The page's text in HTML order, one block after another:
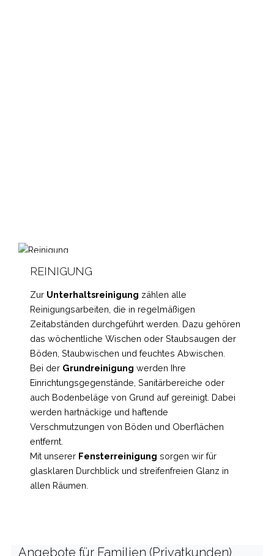
REINIGUNG
Zur Unterhaltsreinigung zählen alle
Reinigungsarbeiten, die in regelmäßigen
Zeitabständen durchgeführt werden. Dazu gehören
das wöchentliche Wischen oder Staubsaugen der
Böden, Staubwischen und feuchtes Abwischen.
Bei der Grundreinigung werden Ihre
Einrichtungsgegenstände, Sanitärbereiche oder
auch Bodenbeläge von Grund auf gereinigt. Dabei
werden hartnäckige und haftende
Verschmutzungen von Böden und Oberflächen
entfernt.
Mit unserer Fensterreinigung sorgen wir für
glasklaren Durchblick und streifenfreien Glanz in
allen Räumen.
Angebote für Familien (Privatkunden)